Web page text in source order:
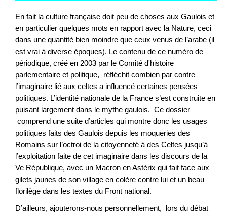
En fait la culture française doit peu de choses aux Gaulois et
en particulier quelques mots en rapport avec la Nature, ceci
dans une quantité bien moindre que ceux venus de l’arabe (il
est vrai à diverse époques). Le contenu de ce numéro de
périodique, créé en 2003 par le Comité d'histoire
parlementaire et politique, réfléchit combien par contre
l’imaginaire lié aux celtes a influencé certaines pensées
politiques. L’identité nationale de la France s’est construite en
puisant largement dans le mythe gaulois. Ce dossier
comprend une suite d’articles qui montre donc les usages
politiques faits des Gaulois depuis les moqueries des
Romains sur l’octroi de la citoyenneté à des Celtes jusqu’à
l’exploitation faite de cet imaginaire dans les discours de la
Ve République, avec un Macron en Astérix qui fait face aux
gilets jaunes de son village en colère contre lui et un beau
florilège dans les textes du Front national.
D’ailleurs, ajouterons-nous personnellement, lors du débat